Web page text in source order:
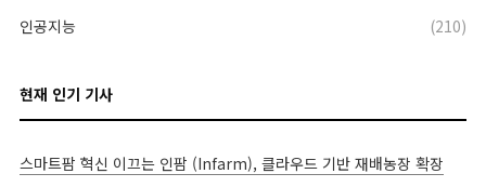
인공지능
(210)
현재 인기 기사
스마트팜 혁신 이끄는 인팜 (Infarm), 클라우드 기반 재배농장 확장